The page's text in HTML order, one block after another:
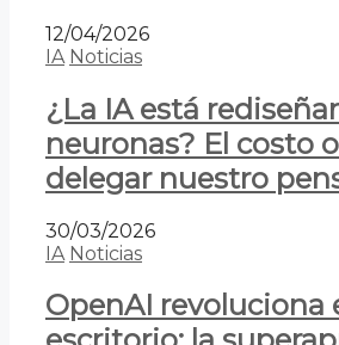
12/04/2026
IA Noticias
¿La IA está
neuronas? El costo
delegar nuestro
30/03/2026
IA Noticias
OpenAI revoluciona